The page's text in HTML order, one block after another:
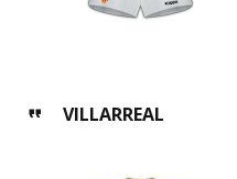
VILLARREAL